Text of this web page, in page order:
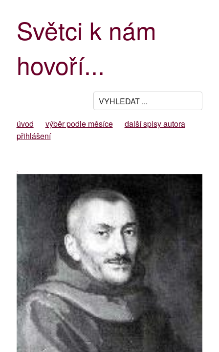
Světci k nám
hovoří...
úvod výběr podle měsíce
další spisy autora
přihlášení
-